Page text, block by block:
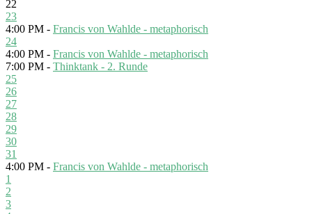
22
23
4:00 PM - Francis von Wahlde - metaphorisch
24
4:00 PM - Francis von Wahlde - metaphorisch
7:00 PM - Thinktank - 2. Runde
25
26
27
28
29
30
31
4:00 PM - Francis von Wahlde - metaphorisch
1
2
3